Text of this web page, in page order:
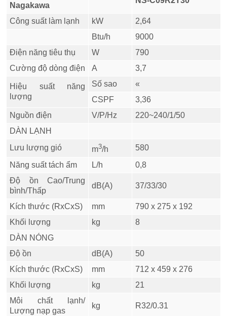
Nagakawa
Công suất làm lạnh kW
2,64
Btu/h
9000
Điện năng tiêu thụ
W
790
Cường độ dòng điện
A 3,7
Hiệu suất năng
lượng
Số sao
«
CSPF
3,36
Nguồn điện
V/P/Hz
220~240/1/50
DÀN LẠNH
Lưu lượng gió
m3/h
580
Năng suất tách ẩm
L/h
0,8
Độ ồn Cao/Trung
bình/Thấp
dB(A) 37/33/30
Kích thước (RxCxS) mm
790 x 275 x 192
Khối lượng
kg
8
DÀN NÓNG
Độ ồn
dB(A)
50
Kích thước (RxCxS)
mm
712 x 459 x 276
Khối lượng
kg
21
Môi chất lạnh/
Lượng nạp gas
kg R32/0.31